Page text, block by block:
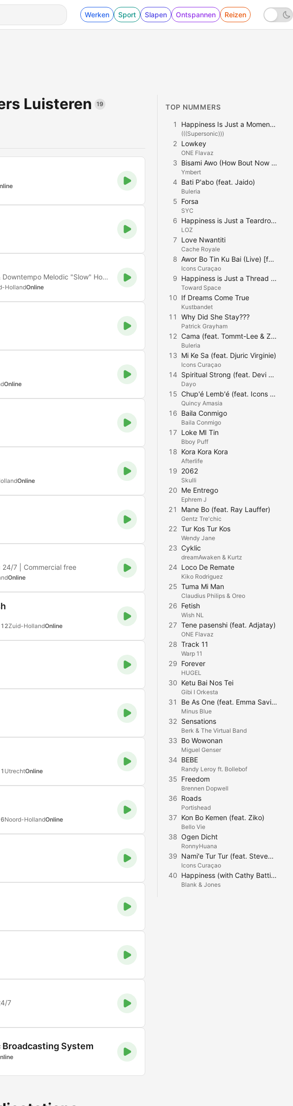
Werken Sport Slapen Ontspannen Reizen
Luisteren 19
The place to be for the best Organic & Downtempo Melodic "Slow" Housemusic
HollandOnline
Online
Online
24/7 | Commercial free
Online
12Zuid-HollandOnline
1 UtrechtOnline
6Noord-HollandOnline
7
System
TOP NUMMERS
1 Happiness Is Just a Moment Away
(((Supersonic)))
2 Lowkey
ONE Flavaz
3 Bisami Awo (How Bout Now Cover)
Ymbert
4 Bati P'abo (feat. Jaido)
Buleria
5 Forsa
SYC
6 Happiness is Just a Teardrop Away
LOZ
7 Love Nwantiti
Cache Royale
8 Awor Bo Tin Ku Bai (Live) [feat. Dju Dju V]
Icons Curaçao
9 Happiness is Just a Thread Away
Toward Space
10 If Dreams Come True
Kustbandet
11 Why Did She Stay???
Patrick Grayham
12 Cama (feat. Tommt-Lee & Zyon)
Buleria
13 Mi Ke Sa (feat. Djuric Virginie)
Icons Curaçao
14 Spiritual Strong (feat. Devi Dev)
Dayo
15 Chup'é Lemb'é (feat. Icons Curaçao)
Quincy Amasia
16 Baila Conmigo
Baila Conmigo
17 Loke MI Tin
Bboy Puff
18 Kora Kora Kora
Afterlife
19 2062
Skulli
20 Me Entrego
Ephrem J
21 Mane Bo (feat. Ray Lauffer)
Gentz Tre'chic
22 Tur Kos Tur Kos
Wendy Jane
23 Cyklic
dreamAwaken & Kurtz
24 Loco De Remate
Kiko Rodriguez
25 Tuma Mi Man
Claudius Philips & Oreo
26 Fetish
Wish NL
27 Tene pasenshi (feat. Adjatay)
ONE Flavaz
28 Track 11
Warp 11
29 Forever
HUGEL
30 Ketu Bai Nos Tei
Gibi I Orkesta
31 Be As One (feat. Emma Saville)
Minus Blue
32 Sensations
Berk & The Virtual Band
33 Bo Wowonan
Miguel Genser
34 BEBE
Randy Leroy ft. Bollebof
35 Freedom
Brennen Dopwell
36 Roads
Portishead
37 Kon Bo Kemen (feat. Ziko)
Bello Vie
38 Ogen Dicht
RonnyHuana
39 Nami'e Tur Tur (feat. Stevens Daniel)
Icons Curaçao
40 Happiness (with Cathy Battistessa) [Sunset Mix]
Blank & Jones